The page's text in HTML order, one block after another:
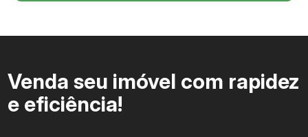
Venda seu imóvel com rapidez
e eficiência!